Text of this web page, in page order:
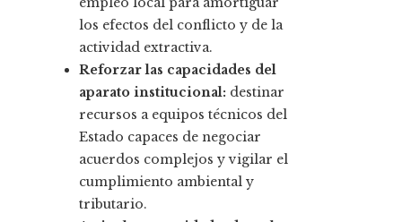
los efectos del conflicto y de la
actividad extractiva.
Reforzar las capacidades del
aparato institucional: destinar
recursos a equipos técnicos del
Estado capaces de negociar
acuerdos complejos y vigilar el
cumplimiento ambiental y
tributario.